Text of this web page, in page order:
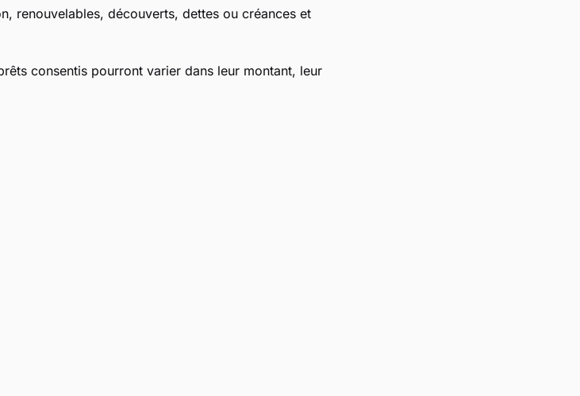
renouvelables, découverts, dettes ou créances et
consentis pourront varier dans leur montant, leur